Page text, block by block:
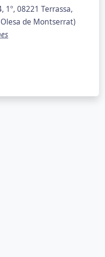
1º, 08221 Terrassa,
de Montserrat)